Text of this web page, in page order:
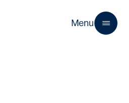
Menu